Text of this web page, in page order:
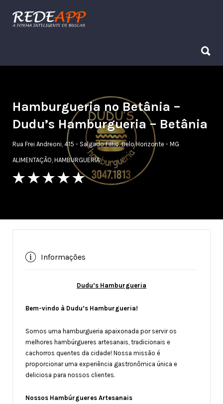
Procurar:
Hamburgueria no Betânia –
Dudu’s Hamburgueria – Betânia
Rua Frei Andreoni, 415 - Salgado Filho, Belo Horizonte - MG
ALIMENTAÇÃO, HAMBURGUERIA
Informações
Dudu’s Hamburgueria
Bem-vindo à Dudu’s Hamburgueria!
Somos uma hamburgueria apaixonada por servir os
melhores hambúrgueres artesanais, tradicionais e
cachorros quentes da cidade! Nossa missão é
proporcionar uma experiência gastronômica única e
deliciosa para nossos clientes.
Nossos Hambúrgueres Artesanais